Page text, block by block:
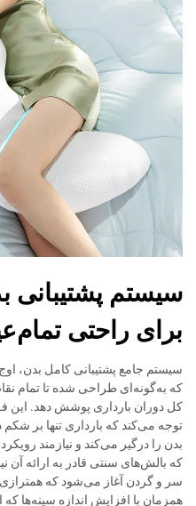
سیستم پشتیبانی
برای راحتی
سیستم جامع پشتیبانی کامل بدن،
که به‌گونه‌ای طراحی شده تا تمام
کل دوران بارداری پوشش دهد. این
توجه می‌کند که بارداری تنها بر شکم
بدن را درگیر می‌کند و نیازمند
که بالش‌های سنتی قادر به ارائه
سر و گردن آغاز می‌شود که
همزمان با افزایش اندازه سینه‌ها